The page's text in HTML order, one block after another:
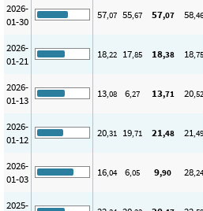
2026-
01-30
57,07 55,67 57,07 58,46
2026-
01-21
18,22 17,85 18,38 18,75
2026-
01-13
13,08 6,27 13,71 20,52
2026-
01-12
20,31 19,71 21,48 21,49
2026-
01-03
16,04 6,05 9,90 28,24
2025-